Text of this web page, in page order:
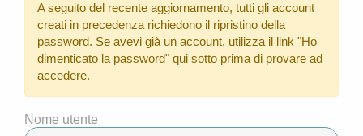
A seguito del recente aggiornamento, tutti gli account
creati in precedenza richiedono il ripristino della
password. Se avevi già un account, utilizza il link "Ho
dimenticato la password" qui sotto prima di provare ad
accedere.
Nome utente